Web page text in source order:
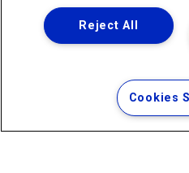
Uma empresa
Copyright ®
Termos Gerais de Uso
Política de Privacidade
Reject All
Cookies